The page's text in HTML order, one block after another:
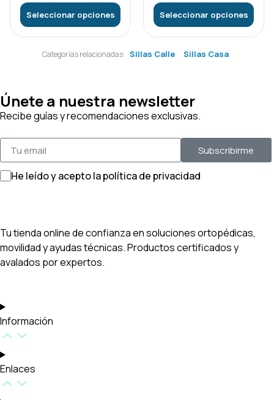
Seleccionar opciones Seleccionar opciones
Categorías relacionadas: Sillas Calle Sillas Casa
Únete a nuestra newsletter
Recibe guías y recomendaciones exclusivas.
He leído y acepto la política de privacidad
Subscribirme
Tu tienda online de confianza en soluciones ortopédicas,
movilidad y ayudas técnicas. Productos certificados y
avalados por expertos.
Información
Enlaces